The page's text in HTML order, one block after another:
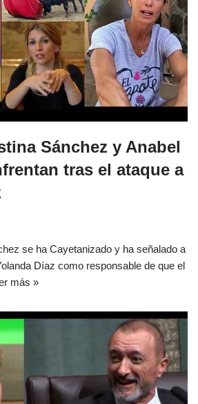
Sánchez y Anabel
tras el ataque a
se ha Cayetanizado y ha señalado a
Díaz como responsable de que el
más »